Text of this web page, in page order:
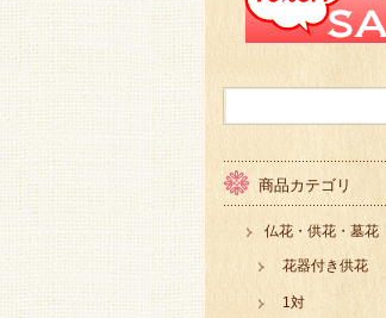
商品カテゴリ
仏花・供花・墓花
花器付き供花
1対